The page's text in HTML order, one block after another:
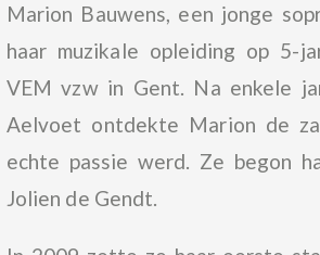
Marion Bauwens, een jonge
haar muzikale opleiding op 5-
VEM vzw in Gent. Na enkele
Aelvoet ontdekte Marion de
echte passie werd. Ze begon
Jolien de Gendt.